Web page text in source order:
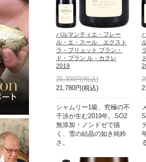
パルマンティエ・フレー
ル・エ・スール エクスト
ラ・ブリュット ブラン・
ド・ブラン ル・カクレ
2019
25,300円(税込)
21,780円(税込)
シャムリー1級、究極の不
干渉が生む2019年。SO2
無添加・ノンドゼで描
く、雪の結晶の如き純粋
さ。